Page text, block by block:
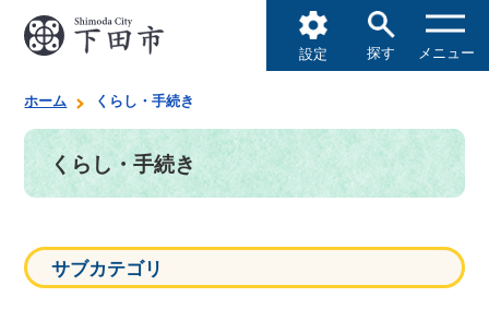
設定 探す メニュー
ホーム くらし・手続き
くらし・手続き
サブカテゴリ